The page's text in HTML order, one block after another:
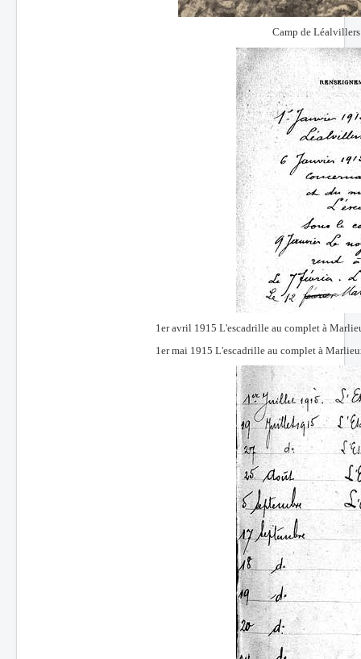
Camp de
1er avril 1915 L'escadrille au complet à
1er mai 1915 L'escadrille au complet à